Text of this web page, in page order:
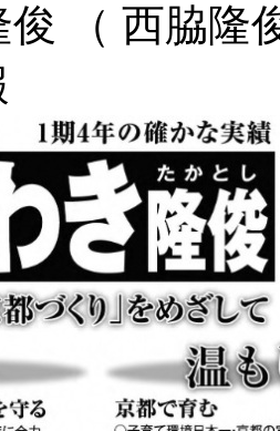
（ 西脇隆